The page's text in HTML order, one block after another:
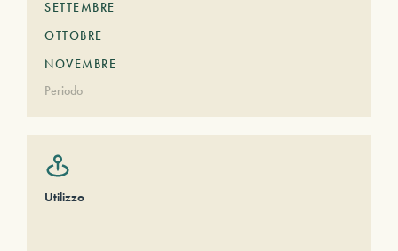
SETTEMBRE
OTTOBRE
NOVEMBRE
Periodo
Utilizzo